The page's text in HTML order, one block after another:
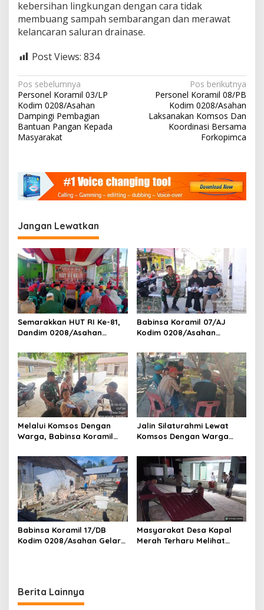
kebersihan lingkungan dengan cara tidak
membuang sampah sembarangan dan merawat
kelancaran saluran drainase.
Post Views: 834
N
a
v
i
a
s
i
p
o
s
Pos sebelumnya
Personel Koramil 03/LP
Kodim 0208/Asahan
Dampingi Pembagian
Bantuan Pangan Kepada
Masyarakat
Pos berikutnya
Personel Koramil 08/PB
Kodim 0208/Asahan
Laksanakan Komsos Dan
Koordinasi Bersama
Forkopimca
Jangan Lewatkan
Semarakkan HUT RI Ke-81,
Dandim 0208/Asahan
Donor Darah di Kantor
Kemenag Asahan
Babinsa Koramil 07/AJ
Kodim 0208/Asahan
Stunting Dengan Pegawai
Kesehatan Di Puskesmas
Melalui Komsos Dengan
Warga, Babinsa Koramil
0208/Asahan Himbau Jaga
ebersihan Dan Kamtibmas
Jalin Silaturahmi Lewat
Komsos Dengan Warga
09/TB Kodim 0208/Asahan
Babinsa Koramil 17/DB
Kodim 0208/Asahan Gelar
Masyarakat Desa Kapal
Merah Terharu Melihat
Berita Lainnya